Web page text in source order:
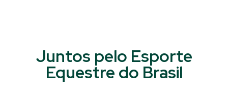
Juntos pelo Esporte
Equestre do Brasil​